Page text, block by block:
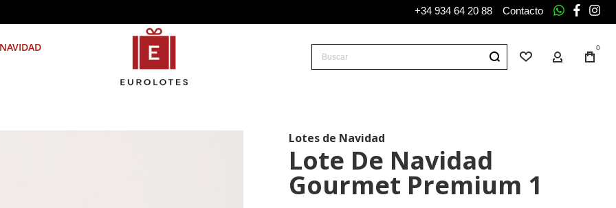
+34 934 64 20 88 Contacto whatsapp
NAVIDAD
Buscar
Mi Cuenta
Lista de deseos
Tu
0
Lotes de Navidad
Lote De Navidad
Gourmet Premium 1